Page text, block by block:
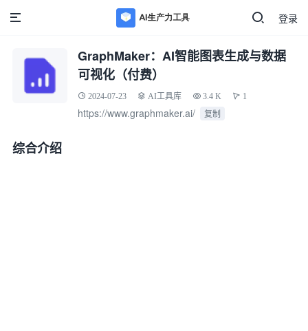
登录
GraphMaker：AI智能图表生成与数据
可视化（付费）
2024-07-23 AI工具库 3.4 K 1
https://www.graphmaker.ai/ 复制
综合介绍